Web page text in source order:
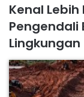
Kenal
Pengendali
Lingkungan